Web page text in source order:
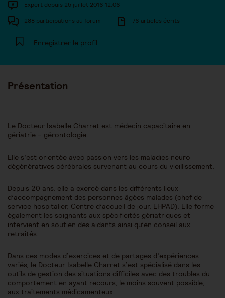
Expert depuis 25 juillet 2016 12:06
288 participations au forum 76 articles écrits
Enregistrer le profil
Présentation
Le Docteur Isabelle Charret est médecin capacitaire en
gériatrie – gérontologie.
Elle s’est orientée avec passion vers les maladies neuro
dégénératives cérébrales survenant au cours du vieillissement.
Depuis 20 ans, elle a exercé dans les différents lieux
d’accompagnement des personnes âgées malades (chef de
service hospitalier, Centre d’accueil de jour, EHPAD). Elle forme
également les soignants aux spécificités gériatriques et
intervient en soutien des aidants ainsi qu’en conseil aux
retraités.
Dans ces modes d’exercices et de partages d’expériences
variés, le Docteur Isabelle Charret s’est spécialisé dans les
outils de gestion des situations difficiles avec des troubles du
comportement en ayant recours, le moins souvent possible,
aux traitements médicamenteux.